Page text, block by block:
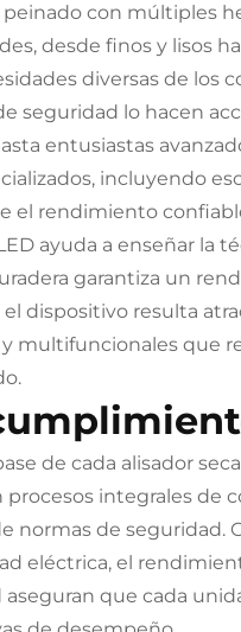
con múltiples
desde finos y lisos
diversas de los
seguridad lo hacen
entusiastas
incluyendo
el rendimiento
ayuda a enseñar la
garantiza un
dispositivo resulta
multifuncionales que
de cada alisador
integrales de
de seguridad.
eléctrica, el
que cada